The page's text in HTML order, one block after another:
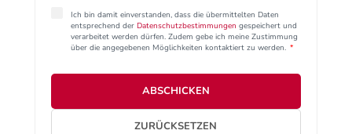
Ich bin damit einverstanden, dass die übermittelten Daten
entsprechend der Datenschutzbestimmungen gespeichert und
verarbeitet werden dürfen. Zudem gebe ich meine Zustimmung
über die angegebenen Möglichkeiten kontaktiert zu werden. *
ABSCHICKEN
ZURÜCKSETZEN